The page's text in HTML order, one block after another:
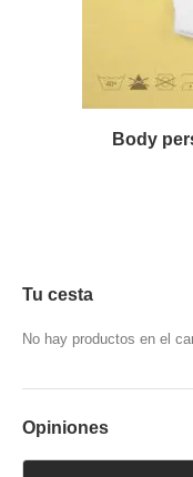
Body
Tu cesta
No hay productos en el
Opiniones